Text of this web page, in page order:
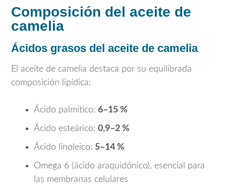
Composición del aceite de
camelia
Ácidos grasos del aceite de camelia
El aceite de camelia destaca por su equilibrada
composición lipídica:
Ácido palmítico: 6–15 %
Ácido esteárico: 0,9–2 %
Ácido linoleico: 5–14 %
Omega 6 (ácido araquidónico), esencial para
las membranas celulares